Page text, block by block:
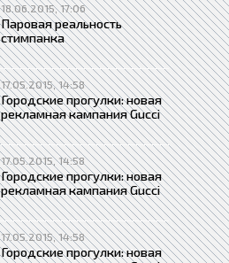
18.06.2015, 17:06
Паровая реальность
стимпанка
17.05.2015, 14:58
Городские прогулки: новая
рекламная кампания Gucci
17.05.2015, 14:58
Городские прогулки: новая
рекламная кампания Gucci
17.05.2015, 14:58
Городские прогулки: новая